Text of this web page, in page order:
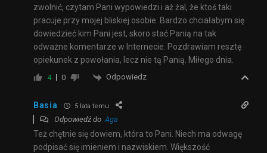
zwolnić, czytam Pani wypowiedzi i aż żal, że ktoś taki
pracuje przy mojej bliskiej osobie. Bardzo chciałabym się
dowiedzieć kim Pani jest, skoro stać Panią na tak
odważne komentarze w Internecie. Pozdrawiam resztę
opiekunek z powołania, lecz nie tą Panią. Miłego dnia.
4 0 Odpowiedz
Basia 5 lata temu
Odpowiedź doAga
Też chętnie się dowiem, która to Pani. Niech ma odwagę
podpisać się imieniem i nazwiskiem. Większość